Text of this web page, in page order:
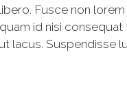
Fusce non
id nisi
lacus. Suspendisse